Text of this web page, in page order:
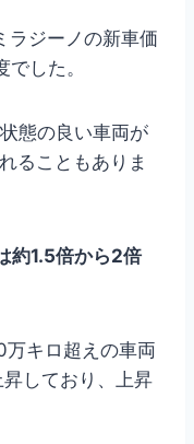
ラジーノの新車価
した。
態の良い車両が
ることもありま
約1.5倍から2倍
キロ超えの車両
しており、上昇